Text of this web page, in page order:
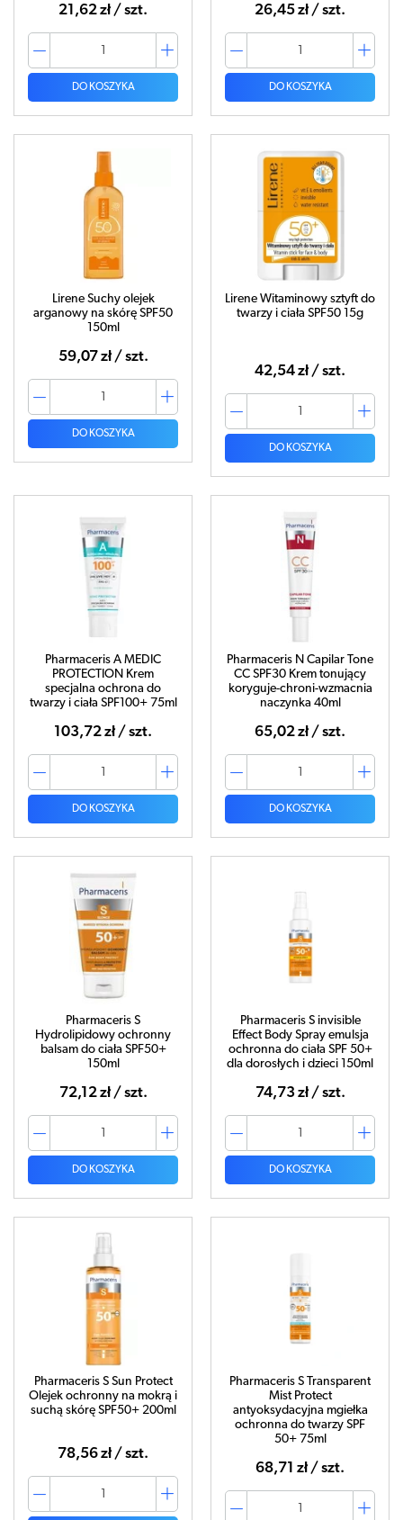
21,62 zł / szt.
DO KOSZYKA
26,45 zł / szt.
DO KOSZYKA
Lirene Suchy olejek
arganowy na skórę SPF50
150ml
59,07 zł / szt.
DO KOSZYKA
Lirene Witaminowy sztyft do
twarzy i ciała SPF50 15g
42,54 zł / szt.
DO KOSZYKA
Pharmaceris A MEDIC
PROTECTION Krem
specjalna ochrona do
twarzy i ciała SPF100+ 75ml
103,72 zł / szt.
DO KOSZYKA
Pharmaceris N Capilar Tone
CC SPF30 Krem tonujący
koryguje-chroni-wzmacnia
naczynka 40ml
65,02 zł / szt.
DO KOSZYKA
Pharmaceris S
Hydrolipidowy ochronny
balsam do ciała SPF50+
150ml
72,12 zł / szt.
DO KOSZYKA
Pharmaceris S invisible
Effect Body Spray emulsja
ochronna do ciała SPF 50+
dla dorosłych i dzieci 150ml
74,73 zł / szt.
DO KOSZYKA
Pharmaceris S Sun Protect
Olejek ochronny na mokrą i
suchą skórę SPF50+ 200ml
78,56 zł / szt.
Pharmaceris S Transparent
Mist Protect
antyoksydacyjna mgiełka
ochronna do twarzy SPF
50+ 75ml
68,71 zł / szt.